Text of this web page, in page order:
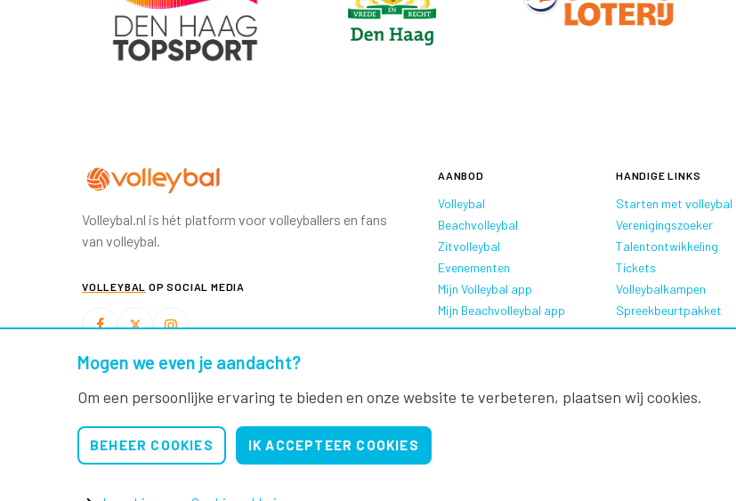
Volleybal.nl is hét platform voor volleyballers en fans
van volleybal.
VOLLEYBAL OP SOCIAL MEDIA
AANBOD
Volleybal
Beachvolleybal
Zitvolleybal
Evenementen
Mijn Volleybal app
Mijn Beachvolleybal app
HANDIGE LINKS
Starten met volleybal
Verenigingszoeker
Talentontwikkeling
Tickets
Volleybalkampen
Spreekbeurtpakket
Oranje Ambassadeurs
Mogen we even je aandacht?
Om een persoonlijke ervaring te bieden en onze website te verbeteren, plaatsen wij cookies.
BEHEER COOKIES IK ACCEPTEER COOKIES